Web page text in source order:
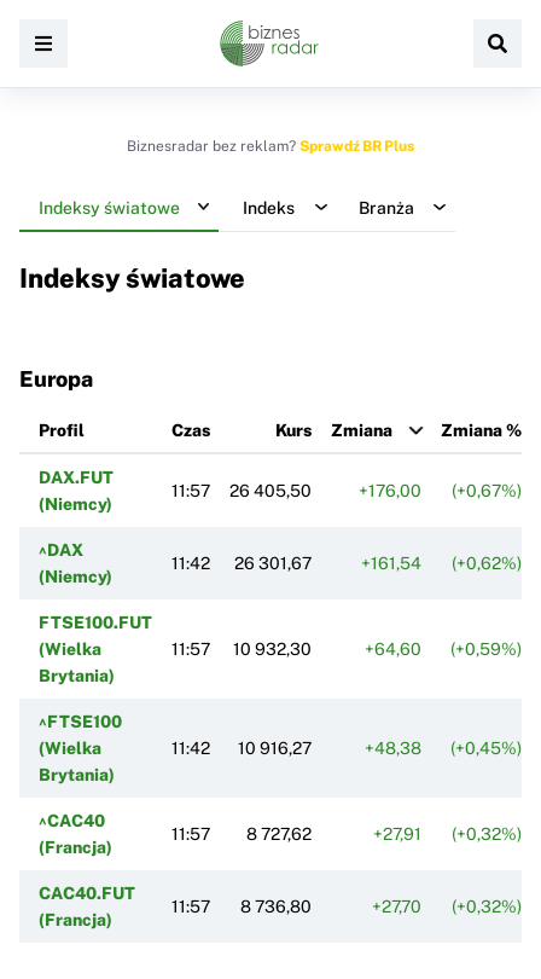
Biznesradar bez reklam? Sprawdź BR Plus
Indeksy światowe Indeks Branża
Indeksy światowe
Europa
Profil Czas Kurs Zmiana Zmiana %
DAX.FUT
(Niemcy)
11:57 26 405,50 +176,00 (+0,67%)
^DAX
(Niemcy)
11:42 26 301,67 +161,54 (+0,62%)
FTSE100.FUT
(Wielka
Brytania)
11:57 10 932,30 +64,60 (+0,59%)
^FTSE100
(Wielka
Brytania)
11:42 10 916,27 +48,38 (+0,45%)
^CAC40
(Francja)
11:57 8 727,62 +27,91 (+0,32%)
CAC40.FUT
(Francja)
11:57 8 736,80 +27,70 (+0,32%)